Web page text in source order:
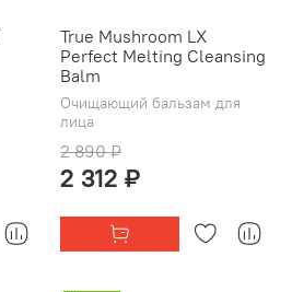
True Mushroom LX
Perfect Melting Cleansing
Balm
Очищающий бальзам для
лица
2 890 ₽
2 312 ₽